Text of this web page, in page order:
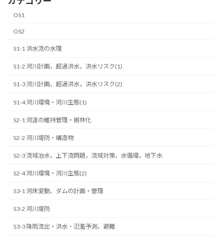
OS1
OS2
S1-1 洪水流の水理
S1-2 河川計画，超過洪水，洪水リスク(1)
S1-3 河川計画，超過洪水，洪水リスク(2)
S1-4 河川環境・河川生態(1)
S2-1 河道の維持管理・樹林化
S2-2 河川堤防・構造物
S2-3 流域治水，上下流問題，流域対策，水循環，地下水
S2-4 河川環境・河川生態(2)
S3-1 河床変動、ダムの計画・管理
S3-2 河川堤防
S3-3 降雨流出・洪水・氾濫予測，避難